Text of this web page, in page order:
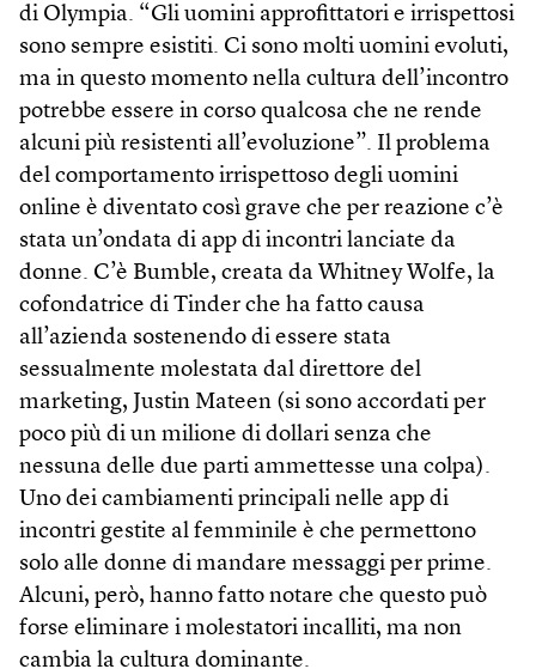
di Olympia. “Gli uomini approfittatori e irrispettosi
sono sempre esistiti. Ci sono molti uomini evoluti,
ma in questo momento nella cultura dell’incontro
potrebbe essere in corso qualcosa che ne rende
alcuni più resistenti all’evoluzione”. Il problema
del comportamento irrispettoso degli uomini
online è diventato così grave che per reazione c’è
stata un’ondata di app di incontri lanciate da
donne. C’è Bumble, creata da Whitney Wolfe, la
cofondatrice di Tinder che ha fatto causa
all’azienda sostenendo di essere stata
sessualmente molestata dal direttore del
marketing, Justin Mateen (si sono accordati per
poco più di un milione di dollari senza che
nessuna delle due parti ammettesse una colpa).
Uno dei cambiamenti principali nelle app di
incontri gestite al femminile è che permettono
solo alle donne di mandare messaggi per prime.
Alcuni, però, hanno fatto notare che questo può
forse eliminare i molestatori incalliti, ma non
cambia la cultura dominante.